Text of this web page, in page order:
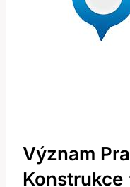
Význam
Konstrukce